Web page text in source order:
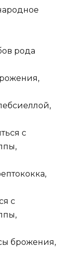
рода
с
с
брожения,